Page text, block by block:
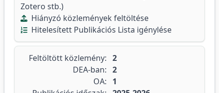
Zotero stb.)
Hiányzó közlemények feltöltése
Hitelesített Publikációs Lista igénylése
Feltöltött közlemény: 2
DEA-ban: 2
OA:
1